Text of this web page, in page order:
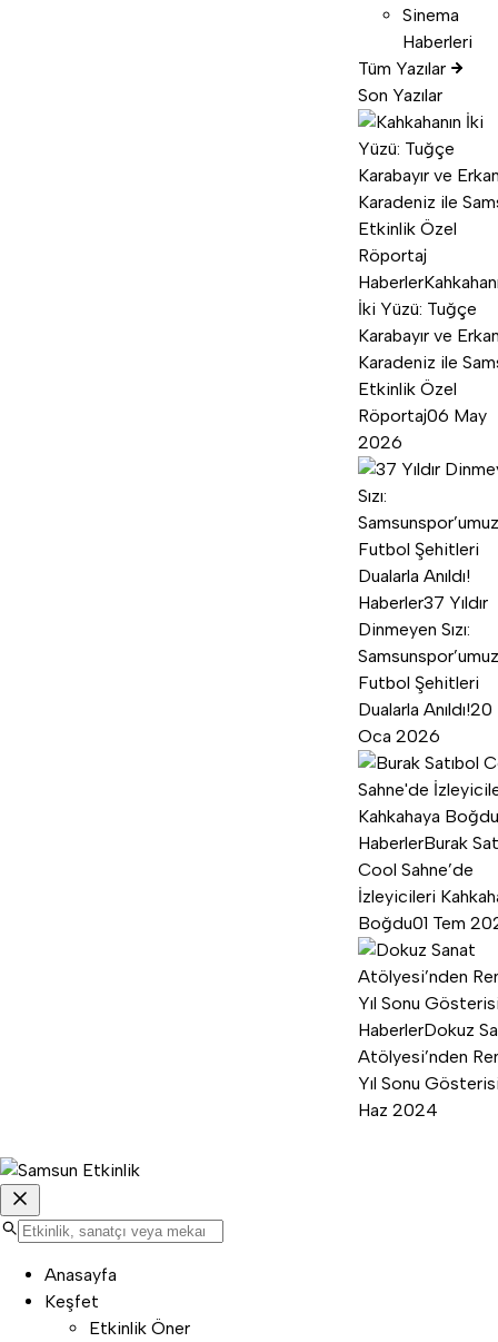
Sinema
Haberleri
Tüm Yazılar
Son Yazılar
Haberler
İki Yüzü: Tuğçe
Karabayır ve
Karadeniz ile
Etkinlik Özel
Röportaj06 May
2026
Haberler37 Yıldır
Dinmeyen Sızı:
Futbol Şehitleri
Dualarla Anıldı!20
Oca 2026
HaberlerBurak
Cool Sahne’de
İzleyicileri
Boğdu01 Tem
HaberlerDokuz
Atölyesi’nden
Yıl Sonu
Haz 2024
Anasayfa
Keşfet
Etkinlik Öner